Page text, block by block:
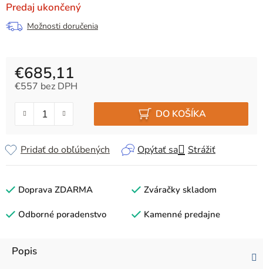
Predaj ukončený
Možnosti doručenia
€685,11
€557 bez DPH
DO KOŠÍKA
Opýtať sa Strážiť
Pridať do obľúbených
Doprava ZDARMA Zváračky skladom
Odborné poradenstvo Kamenné predajne
Popis